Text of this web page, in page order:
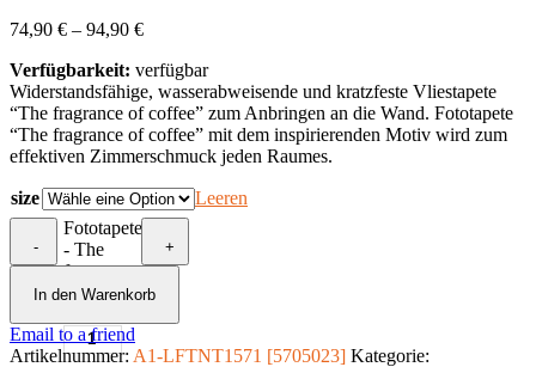
74,90 € – 94,90 €
Verfügbarkeit: verfügbar
Widerstandsfähige, wasserabweisende und kratzfeste Vliestapete
“The fragrance of coffee” zum Anbringen an die Wand. Fototapete
“The fragrance of coffee” mit dem inspirierenden Motiv wird zum
effektiven Zimmerschmuck jeden Raumes.
size Leeren
-
Fototapete
- The
fragrance
of coffee
+
In den Warenkorb
Email to a friend
Artikelnummer: A1-LFTNT1571 [5705023] Kategorie: